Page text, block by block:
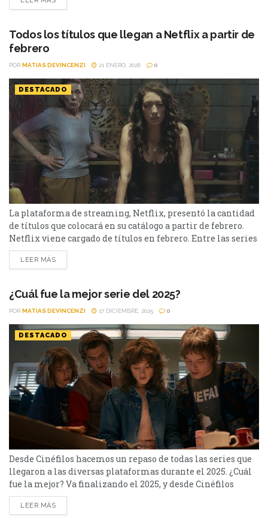
Disney+, pasando por Prime Video y HBO Max, el menú
modernos. Off Campus – Prime Video Este drama...
Todos los títulos que llegan a Netflix a partir de
febrero
POR MATIAS DEVINCENZI 21 ENERO, 2026 0
DESTACADO
La plataforma de streaming, Netflix, presentó la cantidad
de títulos que colocará en su catálogo a partir de febrero.
Netflix viene cargado de títulos en febrero. Entre las series
se encuentran: la segunda temporada de “En el barro”, la
cuarta entrega parte 2 de Bridgerton y la tercera de El
El...
LEER MÁS
¿Cuál fue la mejor serie del 2025?
POR MATIAS DEVINCENZI 17 DICIEMBRE, 2025 0
DESTACADO
Desde Cinéfilos hacemos un repaso de todas las series que
llegaron a las diversas plataformas durante el 2025. ¿Cuál
fue la mejor? Va finalizando el 2025, y desde Cinéfilos
Oficial realizamos la encuesta para conocer la película
definitiva del año. Ahora es momento de conocer la mejor
LEER MÁS